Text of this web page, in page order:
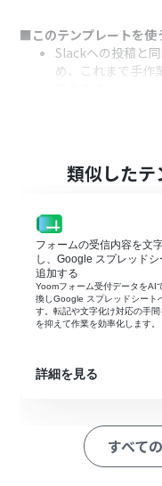
■このテンプレートを使
Slackへの投稿と
め、これまで手作
■フローボットの流れ
携します。
次に、トリガーで
ネルに投稿された
ネルを指定します。
次に、オペレーシ
アクションを設定
ロンプトを作成し
ョンを設定し、2
トを作成します。
シートに追加する
※「トリガー」：フロー
類似したテ
フォームの受信内容を文
し、Google スプレッド
追加する
Yoomフォーム受付データをAI
換しGoogle スプレッドシート
す。転記や文字化け対応の手
を抑えて作業を効率化します。
詳細を見る
すべて